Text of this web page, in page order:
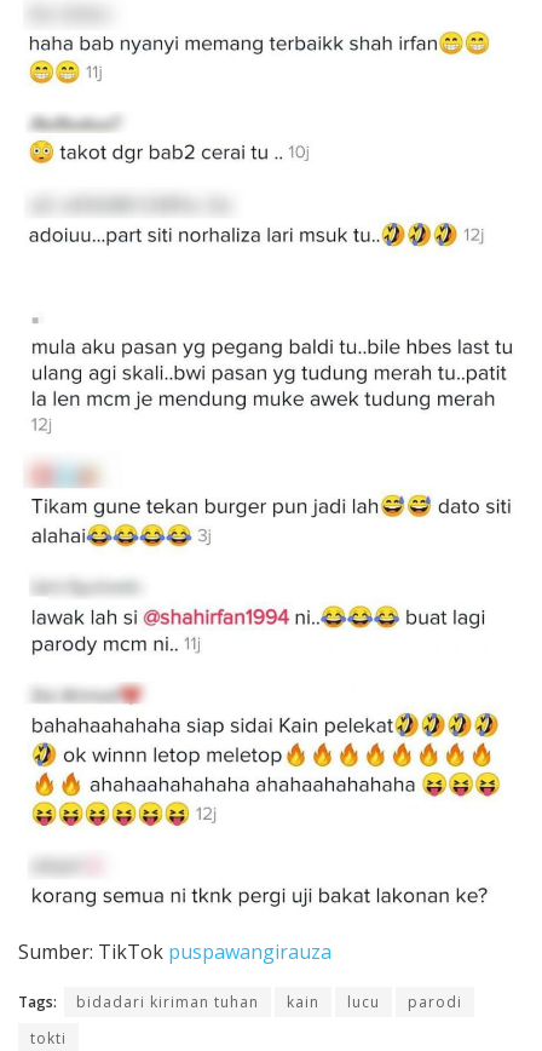
Sumber: TikTok puspawangirauza
Tags: bidadari kiriman tuhan kain lucu
parodi
tokti